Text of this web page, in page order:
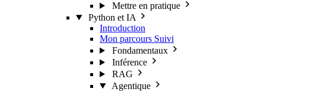
Mettre en pratique
Python et IA
Introduction
Mon parcours Suivi
Fondamentaux
Inférence
RAG
Agentique